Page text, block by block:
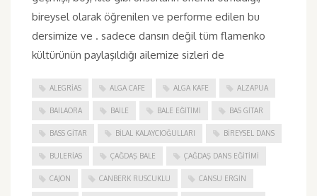
bireysel olarak öğrenilen ve performe edilen bu
dersimize ve . sadece dansın değil tüm flamenko
kültürünün paylaşıldığı ailemize sizleri de
ALEGRIAS ALGA CAFE ALGA KAFE ALZAPUA
BAILAORA BAILE BALE EĞITIMI BAS GITAR
BASS GITAR BILAL KALAYCIOĞULLARI BIREYSEL DANS
BULERIAS ÇAĞDAŞ BALE ÇAĞDAŞ DANS EĞITIMI
CAJON CANBERK RUSCUKLU CANSU ERGIN